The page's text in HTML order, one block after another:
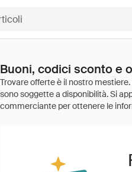
Buoni, codici sconto e